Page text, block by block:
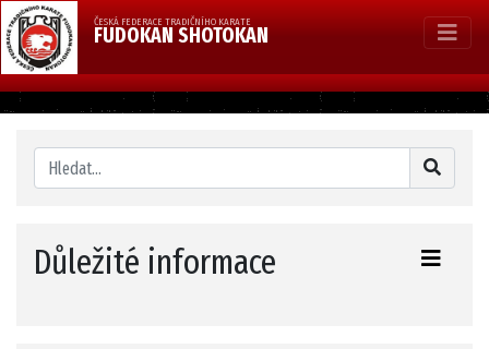
ČESKÁ FEDERACE TRADIČNÍHO KARATE
FUDOKAN SHOTOKAN
Důležité informace